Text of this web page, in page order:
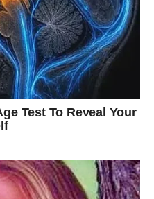
od 60 godina, pripovijest
pišu najpronicljivija i